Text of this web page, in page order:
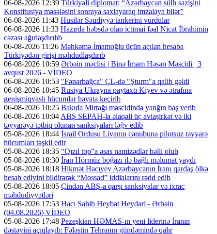
06-08-2026 12:39 Türkiyəli diplomat: “Azərbaycan sülh sazişini
Konstitusiya məsələsini sonraya saxlayaraq imzalaya bilər”
06-08-2026 11:43 Husilər Səudiyyə tankerini vurdular
06-08-2026 11:33 Hazırda həbsdə olan ictimai fəal Nicat İbrahimin
cəzası ağırlaşdırılıb
06-08-2026 11:26 Məhkəmə İmamoğlu üçün açılan hesaba
Türkiyədən girişi məhdudlaşdırıb
06-08-2026 10:59 Ərbəin məclisi | Binə İmam Həsən Məscidi | 3
avqust 2026 - VİDEO
06-08-2026 10:53 "Fənərbağça" ÇL-də "Şturm"a qalib gəldi
06-08-2026 10:45 Rusiya Ukrayna paytaxtı Kiyev və ətrafına
genişmiqyaslı hücumlar həyata keçirib
06-08-2026 10:25 Bakıda Mirtağı məscidində yanğın baş verib
06-08-2026 10:04 ABŞ SEPAH-la əlaqəli üç aviaşirkət və iki
təyyarəyə tətbiq olunan sanksiyaları ləğv edib
05-08-2026 18:44 İsrail Ordusu Livanın cənubuna pilotsuz təyyarə
hücumları təşkil edir
05-08-2026 18:35 “Qızıl top”a əsas namizədlər bəlli olub
05-08-2026 18:30 İran Hörmüz boğazı ilə bağlı məlumat yaydı
05-08-2026 18:18 Hikmət Hacıyev Azərbaycanın İranı qardaş ölkə
hesab ediyini bildirərək “Mossad” iddialarını rədd edib
05-08-2026 18:05 Çindən ABŞ-a qarşı sanksiyalar və ixrac
məhdudiyyətləri
05-08-2026 17:53 Hacı Sahib Heybət Heydəri - Ərbəin
(04.08.2026) VİDEO
05-08-2026 17:48 Pezeşkian HƏMAS-ın yeni liderinə İranın
dəstəyini açıqlayıb: Fələstin Tehranın gündəmində qalır